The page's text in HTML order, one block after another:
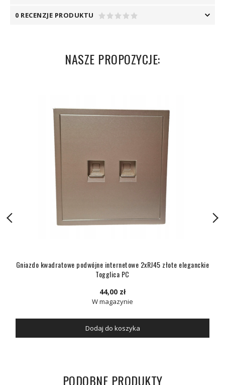
0 RECENZJE PRODUKTU
NASZE PROPOZYCJE:
Gniazdo kwadratowe podwójne internetowe 2xRJ45 złote eleganckie
Togglica PC
44,00 zł
W magazynie
Dodaj do koszyka
PODOBNE PRODUKTY